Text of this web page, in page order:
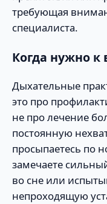
требующая
специалиста.
Когда нужно к
Дыхательные
это про
не про лечение
постоянную
просыпаетесь по
замечаете
во сне или
непроходящую